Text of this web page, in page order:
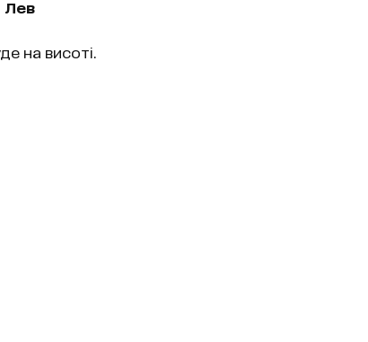
Лев
на висоті.